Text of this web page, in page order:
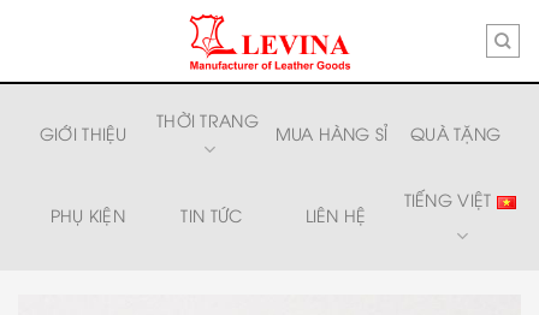
GIỚI THIỆU
THỜI TRANG
MUA HÀNG SỈ QUÀ TẶNG
PHỤ KIỆN TIN TỨC LIÊN HỆ
TIẾNG VIỆT